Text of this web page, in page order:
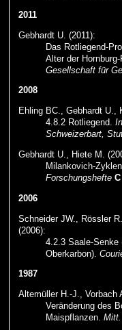
2011
Gebhardt U. (2011):
Das Rotliegend-
Alter der Hornburg-
Gesellschaft für
2008
Ehling BC., Gebhardt U.,
4.8.2 Rotliegend.
Schweizerbart,
Gebhardt U., Hiete M.
Milankovich-
Forschungshefte
2006
Schneider JW., Rössler
(2006):
4.2.3 Saale-Senke
Oberkarbon).
1987
Altemüller H.-J., Vorbach
Veränderung des
Maispflanzen.